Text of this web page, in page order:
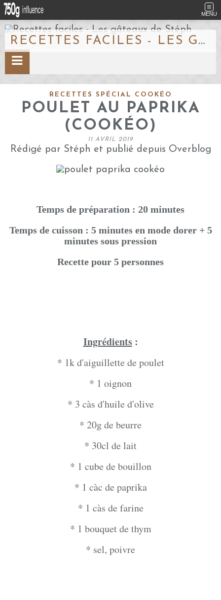
MENU
RECETTES FACILES - LES GÂTEAUX DE STÉPH
RECETTES SPÉCIAL COOKÉO
POULET AU PAPRIKA
(COOKÉO)
11 AVRIL 2019
Rédigé par Stéph et publié depuis Overblog
Temps de préparation : 20 minutes
Temps de cuisson : 5 minutes en mode dorer + 5
minutes sous pression
Recette pour 5 personnes
Ingrédients:
* 1k d'aiguillette de poulet
* 1 oignon
* 3 càs d'huile d'olive
* 20g de beurre
* 30cl de lait
* 1 cube de bouillon
* 1 càc de paprika
* 1 càs de farine
* 1 bouquet de thym
* sel, poivre